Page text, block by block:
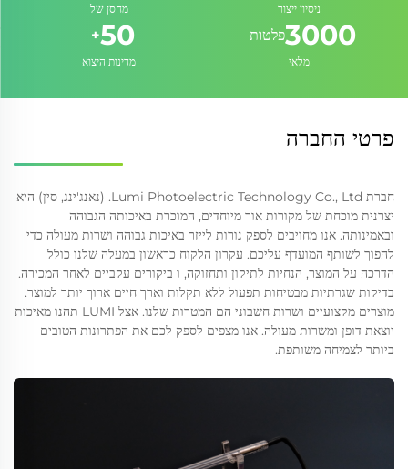
ניסיון ייצור מחסן של
3000פלטות
מלאי
50
+
מדינות היצוא
פרטי החברה
חברת Lumi Photoelectric Technology Co., Ltd. (נאנג'ינג, סין) היא
יצרנית מוכחת של מקורות אור מיוחדים, המוכרת באיכותה הגבוהה
ובאמינותה. אנו מחויבים לספק נורות לייזר באיכות גבוהה ושרות מעולה כדי
להפוך לשותף המועדף עליכם. עקרון הלקוח כראשון במעלה שלנו כולל
הדרכה על המוצר, הנחיות לתיקון ותחזוקה, ו ביקורים עקביים לאחר המכירה.
בדיקות שגרתיות מבטיחות תפעול ללא תקלות וארך חיים ארוך יותר למוצר.
מוצרים מקצועיים ושרות חשבוני הם המטרות שלנו. אצל LUMI תהנו מאיכות
יוצאת דופן ומשרות מעולה. אנו מצפים לספק לכם את הפתרונות הטובים
ביותר לצמיחה משותפת.